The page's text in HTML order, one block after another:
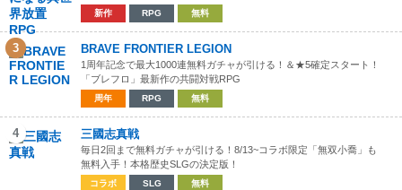
新作 RPG 無料
3 BRAVE FRONTIER LEGION
1周年記念で最大1000連無料ガチャが引ける！＆★5確定スタート！
「ブレフロ」最新作の共闘対戦RPG
周年 RPG 無料
4 三國志真戦
毎日2回まで無料ガチャが引ける！8/13~コラボ限定「無双小喬」も
無料入手！本格歴史SLGの決定版！
コラボ SLG 無料